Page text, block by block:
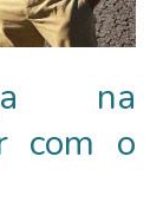
na
com o